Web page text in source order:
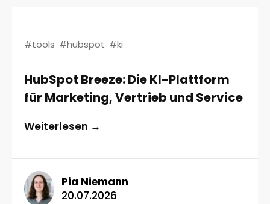
#tools #hubspot #ki
HubSpot Breeze: Die KI-Plattform
für Marketing, Vertrieb und Service
Weiterlesen →
Pia Niemann
20.07.2026